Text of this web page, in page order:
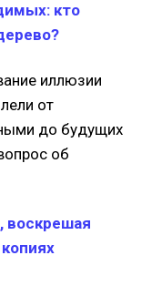
кто
иллюзии
от
до будущих
об
воскрешая